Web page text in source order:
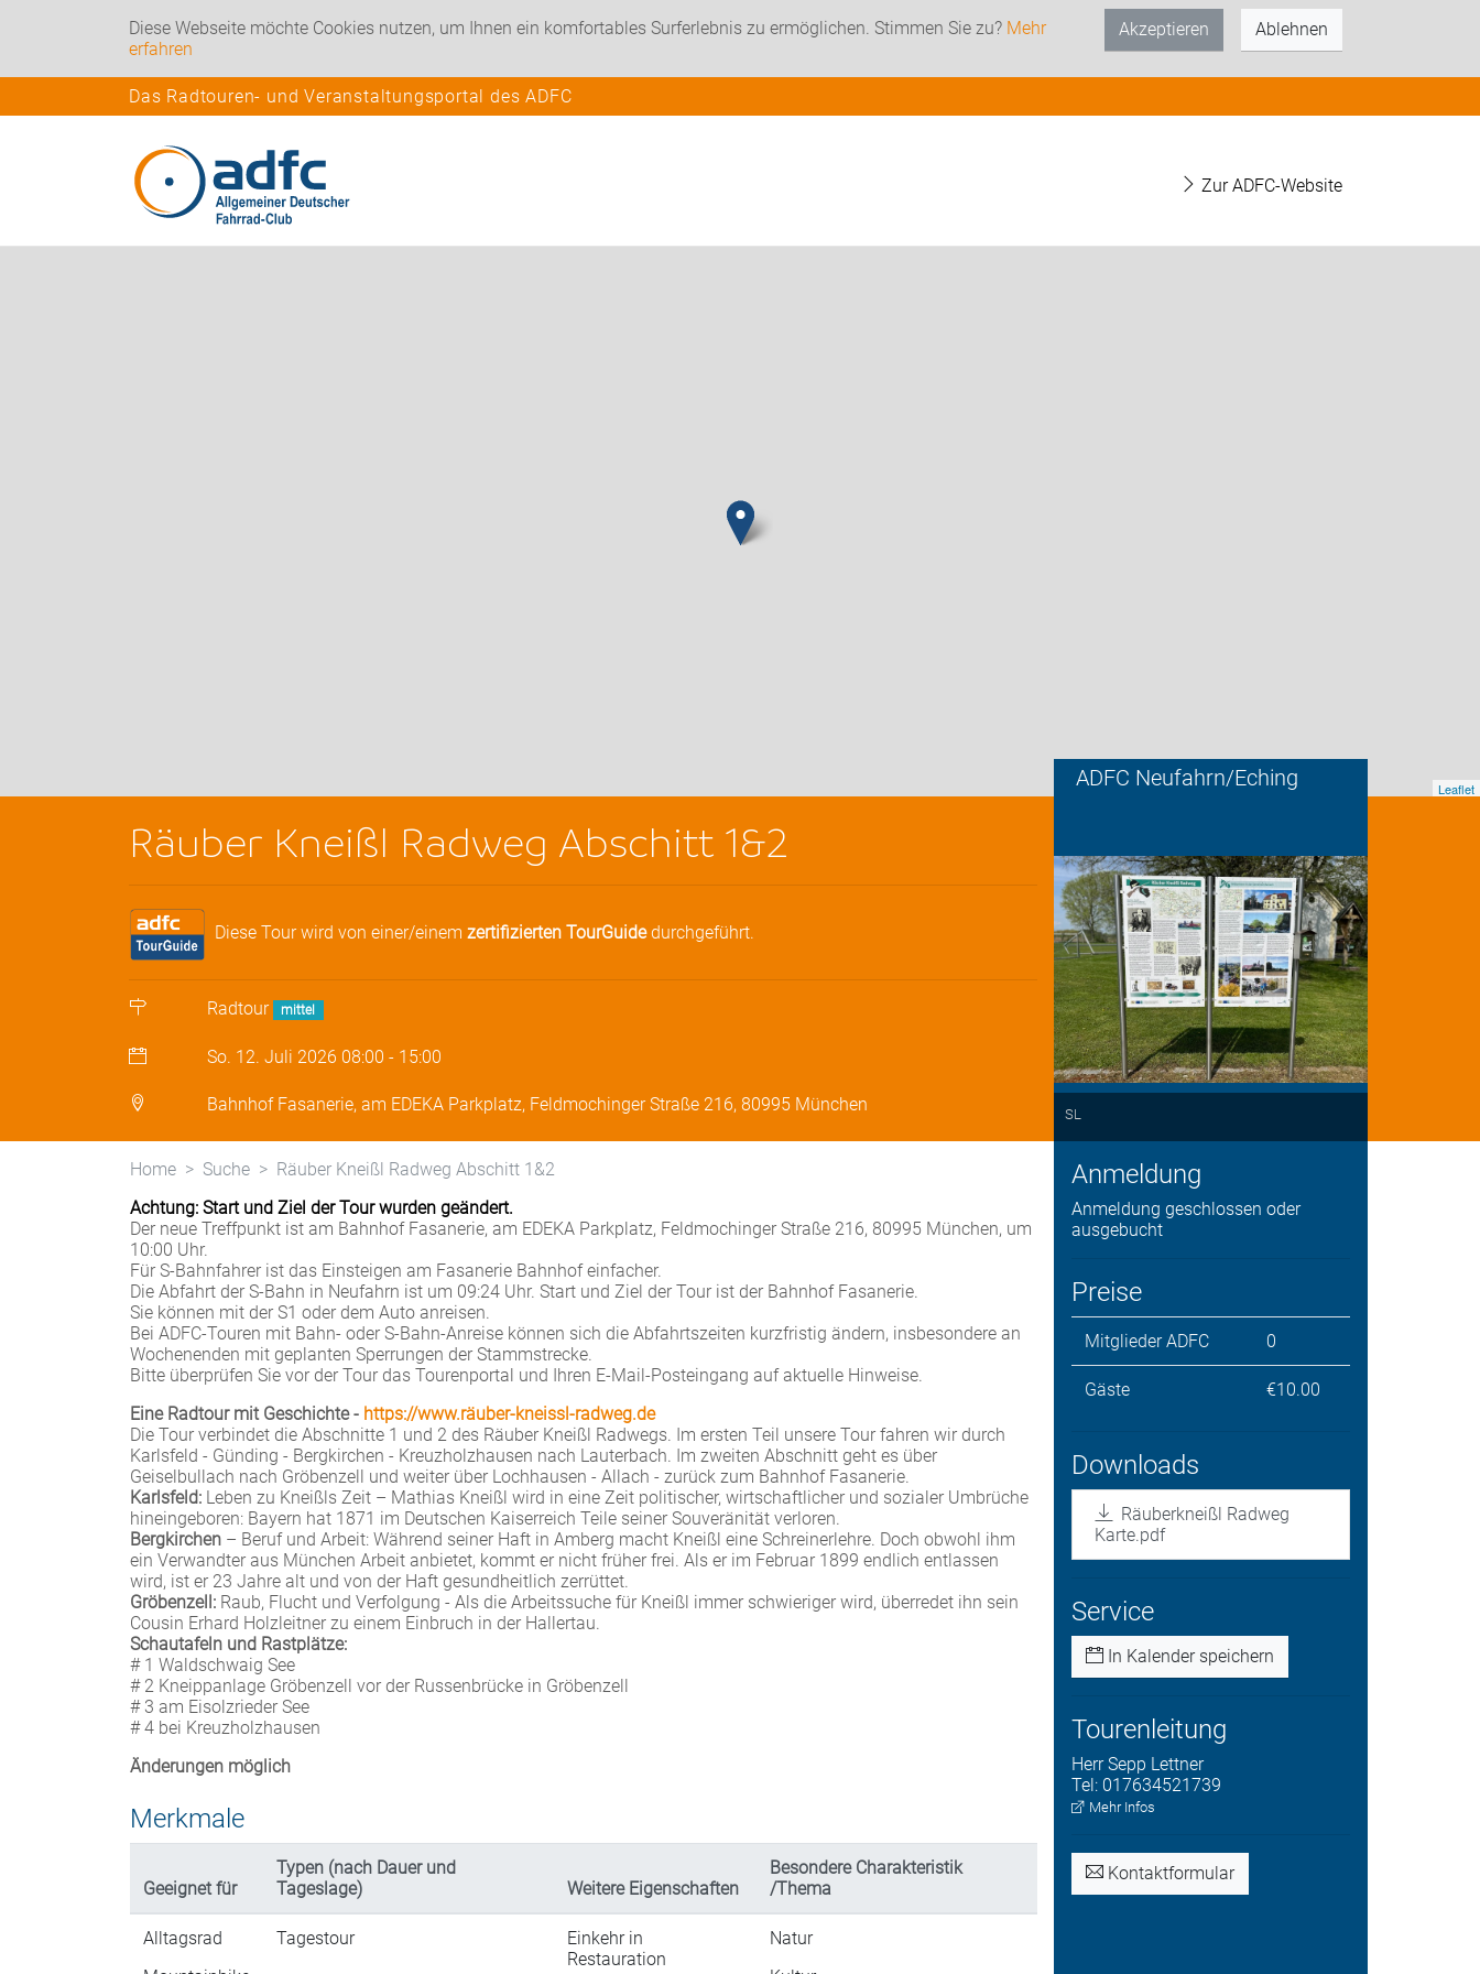
Diese Webseite möchte Cookies nutzen, um Ihnen ein komfortables Surferlebnis zu ermöglichen. Stimmen Sie zu? Mehr
erfahren
Akzeptieren Ablehnen
Das Radtouren- und Veranstaltungsportal des ADFC
Zur ADFC-Website
Leaflet
ADFC Neufahrn/Eching
Räuber Kneißl Radweg Abschitt 1&2
Diese Tour wird von einer/einem zertifizierten TourGuidedurchgeführt.
Radtour mittel
So. 12. Juli 2026 08:00 - 15:00
Bahnhof Fasanerie, am EDEKA Parkplatz, Feldmochinger Straße 216, 80995 München SL
Anmeldung
Anmeldung geschlossen oder
ausgebucht
Preise
Mitglieder ADFC 0
Gäste €10.00
Downloads
Räuberkneißl Radweg
Karte.pdf
Service
In Kalender speichern
Tourenleitung
Herr Sepp Lettner
Tel: 017634521739
Mehr Infos
Kontaktformular
Home Suche
Räuber Kneißl Radweg Abschitt 1&2
Achtung: Start und Ziel der Tour wurden geändert.
Der neue Treffpunkt ist am Bahnhof Fasanerie, am EDEKA Parkplatz, Feldmochinger Straße 216, 80995 München, um
10:00 Uhr.
Für S-Bahnfahrer ist das Einsteigen am Fasanerie Bahnhof einfacher.
Die Abfahrt der S-Bahn in Neufahrn ist um 09:24 Uhr. Start und Ziel der Tour ist der Bahnhof Fasanerie.
Sie können mit der S1 oder dem Auto anreisen.
Bei ADFC-Touren mit Bahn- oder S-Bahn-Anreise können sich die Abfahrtszeiten kurzfristig ändern, insbesondere an
Wochenenden mit geplanten Sperrungen der Stammstrecke.
Bitte überprüfen Sie vor der Tour das Tourenportal und Ihren E-Mail-Posteingang auf aktuelle Hinweise.
Eine Radtour mit Geschichte - https://www.räuber-kneissl-radweg.de
Die Tour verbindet die Abschnitte 1 und 2 des Räuber Kneißl Radwegs. Im ersten Teil unsere Tour fahren wir durch
Karlsfeld - Günding - Bergkirchen - Kreuzholzhausen nach Lauterbach. Im zweiten Abschnitt geht es über
Geiselbullach nach Gröbenzell und weiter über Lochhausen - Allach - zurück zum Bahnhof Fasanerie.
Karlsfeld: Leben zu Kneißls Zeit – Mathias Kneißl wird in eine Zeit politischer, wirtschaftlicher und sozialer Umbrüche
hineingeboren: Bayern hat 1871 im Deutschen Kaiserreich Teile seiner Souveränität verloren.
Bergkirchen – Beruf und Arbeit: Während seiner Haft in Amberg macht Kneißl eine Schreinerlehre. Doch obwohl ihm
ein Verwandter aus München Arbeit anbietet, kommt er nicht früher frei. Als er im Februar 1899 endlich entlassen
wird, ist er 23 Jahre alt und von der Haft gesundheitlich zerrüttet.
Gröbenzell: Raub, Flucht und Verfolgung - Als die Arbeitssuche für Kneißl immer schwieriger wird, überredet ihn sein
Cousin Erhard Holzleitner zu einem Einbruch in der Hallertau.
Schautafeln und Rastplätze:
# 1 Waldschwaig See
# 2 Kneippanlage Gröbenzell vor der Russenbrücke in Gröbenzell
# 3 am Eisolzrieder See
# 4 bei Kreuzholzhausen
Änderungen möglich
Merkmale
Geeignet für
Typen (nach Dauer und
Tageslage)
Weitere Eigenschaften
Besondere Charakteristik
/Thema
Alltagsrad
Tagestour
Einkehr in
Restauration
Natur